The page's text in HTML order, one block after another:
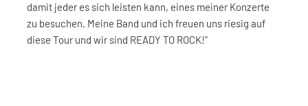
damit jeder es sich leisten kann, eines meiner Konzerte
zu besuchen. Meine Band und ich freuen uns riesig auf
diese Tour und wir sind READY TO ROCK!"